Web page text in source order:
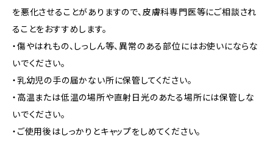
を悪化させることがありますので、皮膚科専門医等にご相談され
ることをおすすめします。
・傷やはれもの、しっしん等、異常のある部位にはお使いにならな
いでください。
・乳幼児の手の届かない所に保管してください。
・高温または低温の場所や直射日光のあたる場所には保管しな
いでください。
・ご使用後はしっかりとキャップをしめてください。